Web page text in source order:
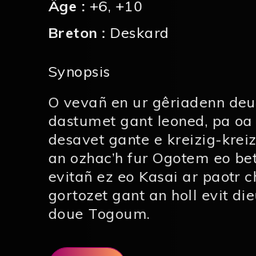
Âge : +6, +10
Breton : Deskard
Synopsis
O vevañ en ur gêriadenn
dastumet gant leoned, pa oa
desavet gante e kreizig-
an ozhac’h fur Ogotem eo
evitañ ez eo Kasai ar paotr
gortozet gant an holl evit
doue Togoum.